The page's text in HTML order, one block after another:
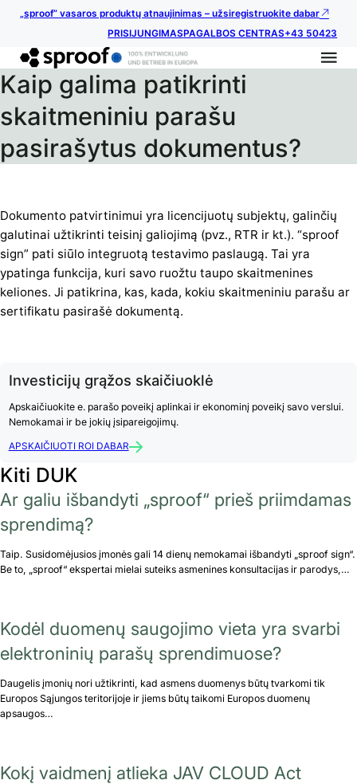
„sproof“ vasaros produktų atnaujinimas – užsiregistruokite dabar
PRISIJUNGIMASPAGALBOS CENTRAS+43 50423
Kaip galima patikrinti
skaitmeniniu parašu
pasirašytus dokumentus?
Dokumento patvirtinimui yra licencijuotų subjektų, galinčių
galutinai užtikrinti teisinį galiojimą (pvz., RTR ir kt.). “sproof
sign” pati siūlo integruotą testavimo paslaugą. Tai yra
ypatinga funkcija, kuri savo ruožtu taupo skaitmenines
keliones. Ji patikrina, kas, kada, kokiu skaitmeniniu parašu ar
sertifikatu pasirašė dokumentą.
Investicijų grąžos skaičiuoklė
Apskaičiuokite e. parašo poveikį aplinkai ir ekonominį poveikį savo verslui.
Nemokamai ir be jokių įsipareigojimų.
APSKAIČIUOTI ROI DABAR
Kiti DUK
Ar galiu išbandyti „sproof“ prieš priimdamas
sprendimą?
Taip. Susidomėjusios įmonės gali 14 dienų nemokamai išbandyti „sproof sign“.
Be to, „sproof“ ekspertai mielai suteiks asmenines konsultacijas ir parodys,…
Kodėl duomenų saugojimo vieta yra svarbi
elektroninių parašų sprendimuose?
Daugelis įmonių nori užtikrinti, kad asmens duomenys būtų tvarkomi tik
Europos Sąjungos teritorijoje ir jiems būtų taikomi Europos duomenų
apsaugos…
Kokį vaidmenį atlieka JAV CLOUD Act